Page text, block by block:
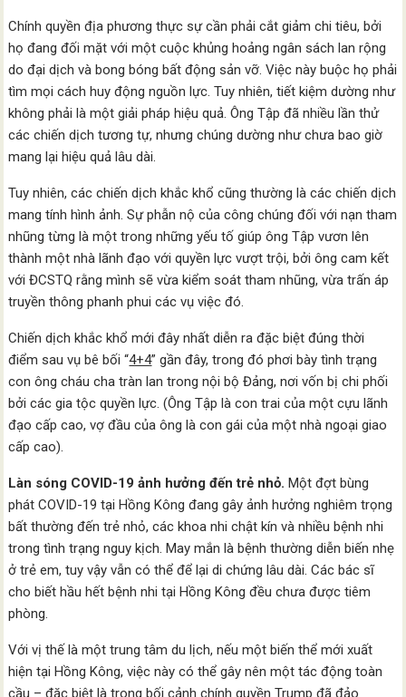
Chính quyền địa phương thực sự cần phải cắt giảm chi tiêu, bởi
họ đang đối mặt với một cuộc khủng hoảng ngân sách lan rộng
do đại dịch và bong bóng bất động sản vỡ. Việc này buộc họ phải
tìm mọi cách huy động nguồn lực. Tuy nhiên, tiết kiệm dường như
không phải là một giải pháp hiệu quả. Ông Tập đã nhiều lần thử
các chiến dịch tương tự, nhưng chúng dường như chưa bao giờ
mang lại hiệu quả lâu dài.
Tuy nhiên, các chiến dịch khắc khổ cũng thường là các chiến dịch
mang tính hình ảnh. Sự phẫn nộ của công chúng đối với nạn tham
nhũng từng là một trong những yếu tố giúp ông Tập vươn lên
thành một nhà lãnh đạo với quyền lực vượt trội, bởi ông cam kết
với ĐCSTQ rằng mình sẽ vừa kiểm soát tham nhũng, vừa trấn áp
truyền thông phanh phui các vụ việc đó.
Chiến dịch khắc khổ mới đây nhất diễn ra đặc biệt đúng thời
điểm sau vụ bê bối “4+4” gần đây, trong đó phơi bày tình trạng
con ông cháu cha tràn lan trong nội bộ Đảng, nơi vốn bị chi phối
bởi các gia tộc quyền lực. (Ông Tập là con trai của một cựu lãnh
đạo cấp cao, vợ đầu của ông là con gái của một nhà ngoại giao
cấp cao).
Làn sóng COVID-19 ảnh hưởng đếntrẻ nhỏ. Một đợt bùng
phát COVID-19 tại Hồng Kông đang gây ảnh hưởng nghiêm trọng
bất thường đến trẻ nhỏ, các khoa nhi chật kín và nhiều bệnh nhi
trong tình trạng nguy kịch. May mắn là bệnh thường diễn biến nhẹ
ở trẻ em, tuy vậy vẫn có thể để lại di chứng lâu dài. Các bác sĩ
cho biết hầu hết bệnh nhi tại Hồng Kông đều chưa được tiêm
phòng.
Với vị thế là một trung tâm du lịch, nếu một biến thể mới xuất
hiện tại Hồng Kông, việc này có thể gây nên một tác động toàn
cầu – đặc biệt là trong bối cảnh chính quyền Trump đã đảo